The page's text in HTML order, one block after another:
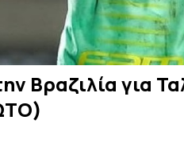
Βραζιλία για